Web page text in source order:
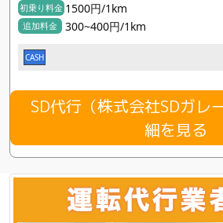
初乗り料金 1500円/1km
追加料金 300~400円/1km
CASH
SD代行（株式会社SDガレ
細を見る